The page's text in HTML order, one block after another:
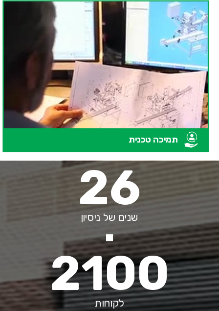
תמיכה טכנית
26
שנים של ניסיון
2100
לקוחות